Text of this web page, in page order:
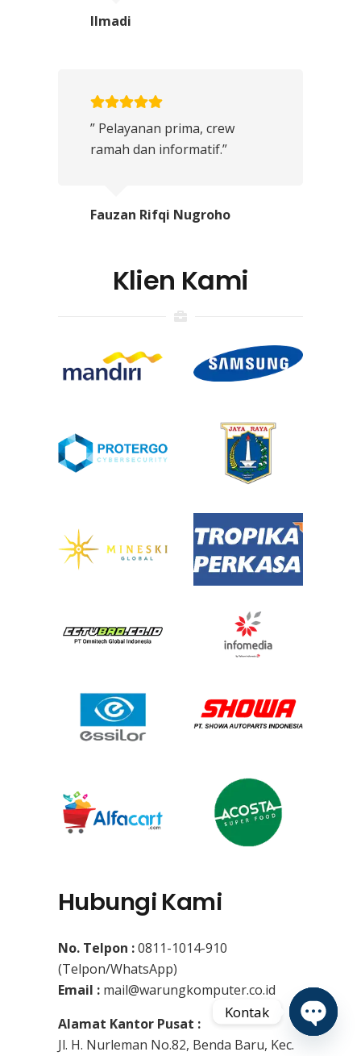
Ilmadi
” Pelayanan prima, crew
ramah dan informatif.”
Fauzan Rifqi Nugroho
Klien Kami
Hubungi Kami
No. Telpon :0811-1014-910
(Telpon/WhatsApp)
Email : mail@warungkomputer.co.id
Alamat Kantor Pusat :
Jl. H. Nurleman No.82, Benda Baru, Kec.
Kontak